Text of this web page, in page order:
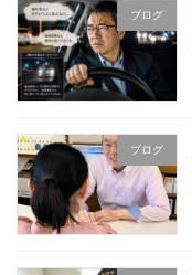
ブログ
ブログ